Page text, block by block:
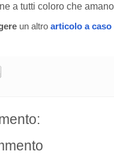
a tutti coloro che
un altro articolo a caso